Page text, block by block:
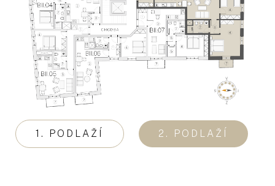
1. PODLAŽÍ 2. PODLAŽÍ